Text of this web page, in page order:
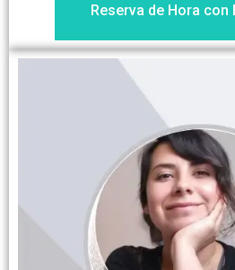
Reserva de Hora con